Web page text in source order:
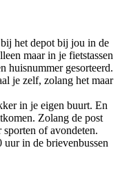
het depot bij jou in de
maar in je fietstassen
huisnummer gesorteerd.
je zelf, zolang het maar
in je eigen buurt. En
Zolang de post
of avondeten.
in de brievenbussen